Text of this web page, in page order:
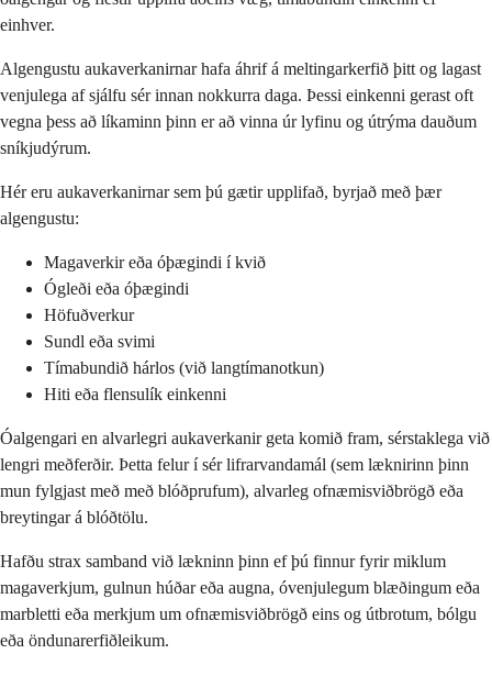
einhver.
Algengustu aukaverkanirnar hafa áhrif á meltingarkerfið þitt og lagast
venjulega af sjálfu sér innan nokkurra daga. Þessi einkenni gerast oft
vegna þess að líkaminn þinn er að vinna úr lyfinu og útrýma dauðum
sníkjudýrum.
Hér eru aukaverkanirnar sem þú gætir upplifað, byrjað með þær
algengustu:
Magaverkir eða óþægindi í kvið
Ógleði eða óþægindi
Höfuðverkur
Sundl eða svimi
Tímabundið hárlos (við langtímanotkun)
Hiti eða flensulík einkenni
Óalgengari en alvarlegri aukaverkanir geta komið fram, sérstaklega við
lengri meðferðir. Þetta felur í sér lifrarvandamál (sem læknirinn þinn
mun fylgjast með með blóðprufum), alvarleg ofnæmisviðbrögð eða
breytingar á blóðtölu.
Hafðu strax samband við lækninn þinn ef þú finnur fyrir miklum
magaverkjum, gulnun húðar eða augna, óvenjulegum blæðingum eða
marbletti eða merkjum um ofnæmisviðbrögð eins og útbrotum, bólgu
eða öndunarerfiðleikum.